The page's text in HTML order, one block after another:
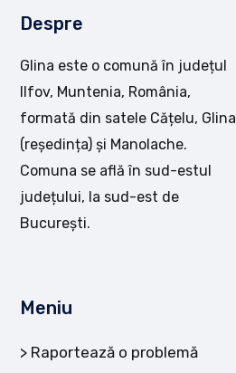
Despre
Glina este o comună în județul
Ilfov, Muntenia, România,
formată din satele Cățelu, Glina
(reședința) și Manolache.
Comuna se află în sud-estul
județului, la sud-est de
București.
Meniu
Raportează o problemă